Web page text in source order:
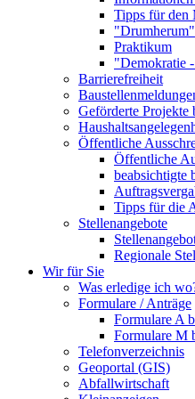
Tipps für den
"Drumherum"
Praktikum
"Demokratie
Barrierefreiheit
Geförderte
Öffentliche
Öffentliche
beabsichtigte
Tipps für die
Stellenangebote
Regionale
Wir für Sie
Was erledige ich
Formulare / Anträge
Formulare A
Formulare M
Telefonverzeichnis
Geoportal (GIS)
Abfallwirtschaft